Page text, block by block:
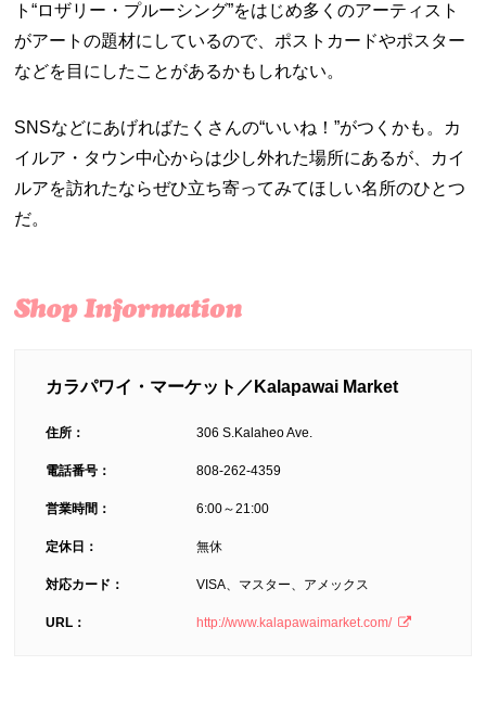
ト“ロザリー・プルーシング”をはじめ多くのアーティスト
がアートの題材にしているので、ポストカードやポスター
などを目にしたことがあるかもしれない。
SNSなどにあげればたくさんの“いいね！”がつくかも。カ
イルア・タウン中心からは少し外れた場所にあるが、カイ
ルアを訪れたならぜひ立ち寄ってみてほしい名所のひとつ
だ。
カラパワイ・マーケット／Kalapawai Market
住所： 306 S.Kalaheo Ave.
電話番号： 808-262-4359
営業時間： 6:00～21:00
定休日： 無休
対応カード： VISA、マスター、アメックス
URL： http://www.kalapawaimarket.com/